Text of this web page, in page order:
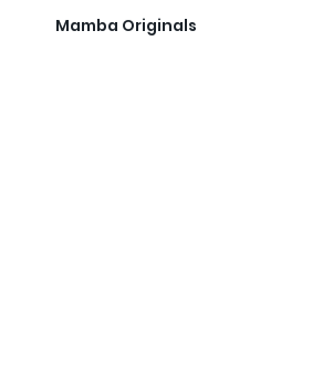
Mamba Originals